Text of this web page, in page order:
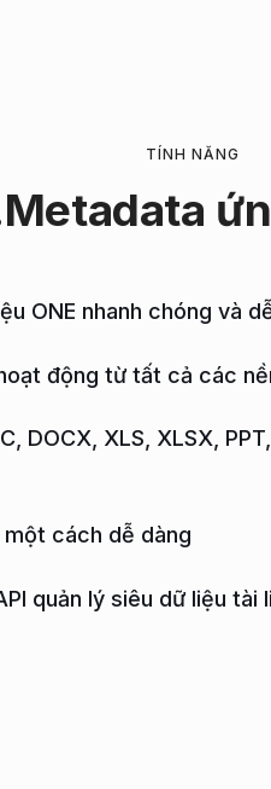
TÍNH NĂNG
ONE nhanh chóng và
động từ tất cả các
DOCX, XLS, XLSX,
cách dễ dàng
API quản lý siêu dữ liệu tài